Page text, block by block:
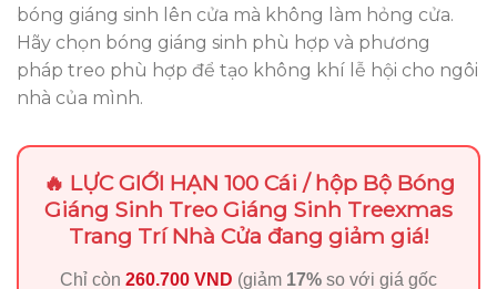
bóng giáng sinh lên cửa mà không làm hỏng cửa.
Hãy chọn bóng giáng sinh phù hợp và phương
pháp treo phù hợp để tạo không khí lễ hội cho ngôi
nhà của mình.
🔥 LỰC GIỚI HẠN 100 Cái / hộp Bộ Bóng
Giáng Sinh Treo Giáng Sinh Treexmas
Trang Trí Nhà Cửa đang giảm giá!
Chỉ còn 260.700 VND (giảm 17% so với giá gốc